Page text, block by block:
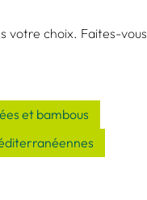
votre choix. Faites-vous
et bambous